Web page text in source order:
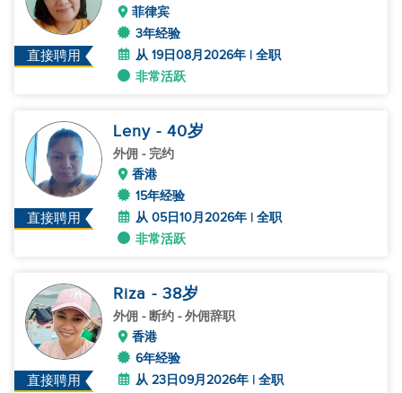
直接聘用
菲律宾
3年经验
从 19日08月2026年 | 全职
非常活跃
直接聘用
Leny - 40岁
外佣 - 完约
香港
15年经验
从 05日10月2026年 | 全职
非常活跃
直接聘用
Riza - 38岁
外佣 - 断约 - 外佣辞职
香港
6年经验
从 23日09月2026年 | 全职